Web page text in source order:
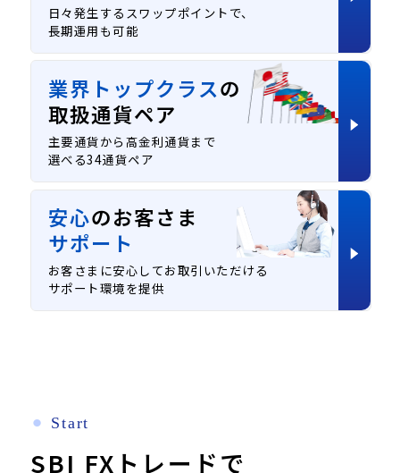
日々発生するスワップポイントで、
長期運用も可能
業界トップクラスの
取扱通貨ペア
主要通貨から高金利通貨まで
選べる34通貨ペア
安心のお客さま
サポート
お客さまに安心してお取引いただける
サポート環境を提供
⚫︎ Start
SBI FXトレードで